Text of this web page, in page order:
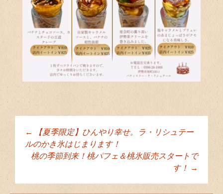
投稿ナビゲーショ
ン
←
【夏季限定】ひんやり幸せ。ラ・リシュテー
ルのかき氷はじまります！
桃の季節到来！桃パフェ＆桃氷販売スタートで
す！ →